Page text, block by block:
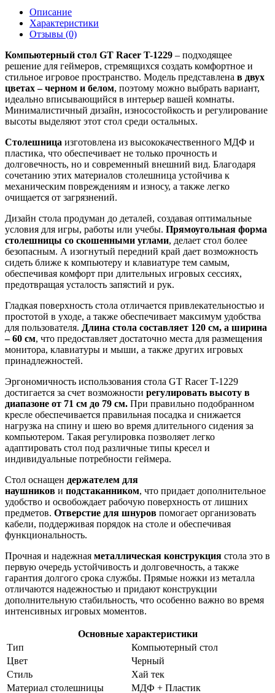
Описание
Характеристики
Отзывы (0)
Компьютерный стол GT Racer T-1229 – подходящее
решение для геймеров, стремящихся создать комфортное и
стильное игровое пространство. Модель представлена в двух
цветах – черном и белом, поэтому можно выбрать вариант,
идеально вписывающийся в интерьер вашей комнаты.
Минималистичный дизайн, износостойкость и регулирование
высоты выделяют этот стол среди остальных.
Столешница изготовлена из высококачественного МДФ и
пластика, что обеспечивает не только прочность и
долговечность, но и современный внешний вид. Благодаря
сочетанию этих материалов столешница устойчива к
механическим повреждениям и износу, а также легко
очищается от загрязнений.
Дизайн стола продуман до деталей, создавая оптимальные
условия для игры, работы или учебы. Прямоугольная форма
столешницы со скошенными углами, делает стол более
безопасным. А изогнутый передний край дает возможность
сидеть ближе к компьютеру и клавиатуре тем самым,
обеспечивая комфорт при длительных игровых сессиях,
предотвращая усталость запястий и рук.
Гладкая поверхность стола отличается привлекательностью и
простотой в уходе, а также обеспечивает максимум удобства
для пользователя. Длина стола составляет 120 см, а ширина
– 60 см, что предоставляет достаточно места для размещения
монитора, клавиатуры и мыши, а также других игровых
принадлежностей.
Эргономичность использования стола GT Racer T-1229
достигается за счет возможности регулировать высоту в
диапазоне от 71 см до 79 см. При правильно подобранном
кресле обеспечивается правильная посадка и снижается
нагрузка на спину и шею во время длительного сидения за
компьютером. Такая регулировка позволяет легко
адаптировать стол под различные типы кресел и
индивидуальные потребности геймера.
Стол оснащен держателем для
наушников и подстаканником, что придает дополнительное
удобство и освобождает рабочую поверхность от лишних
предметов. Отверстие для шнуров помогает организовать
кабели, поддерживая порядок на столе и обеспечивая
функциональность.
Прочная и надежная металлическая конструкция стола это в
первую очередь устойчивость и долговечность, а также
гарантия долгого срока службы. Прямые ножки из металла
отличаются надежностью и придают конструкции
дополнительную стабильность, что особенно важно во время
интенсивных игровых моментов.
Основные характеристики
Тип
Компьютерный стол
Цвет
Черный
Стиль
Хай тек
Материал столешницы
МДФ + Пластик